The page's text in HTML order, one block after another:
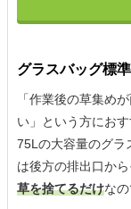
グラスバッグ標
「作業後の草集め
い」という方におす
75Lの大容量のグラ
は後方の排出口か
草を捨てるだけな